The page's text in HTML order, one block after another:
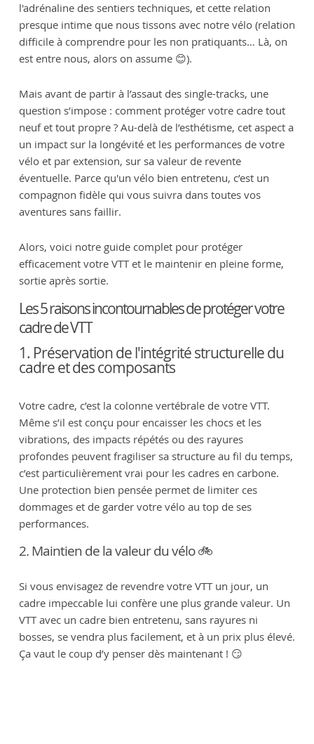
l'adrénaline des sentiers techniques, et cette relation
presque intime que nous tissons avec notre vélo (relation
difficile à comprendre pour les non pratiquants… Là, on
est entre nous, alors on assume 😊).
Mais avant de partir à l’assaut des single-tracks, une
question s’impose : comment protéger votre cadre tout
neuf et tout propre ? Au-delà de l’esthétisme, cet aspect a
un impact sur la longévité et les performances de votre
vélo et par extension, sur sa valeur de revente
éventuelle. Parce qu'un vélo bien entretenu, c’est un
compagnon fidèle qui vous suivra dans toutes vos
aventures sans faillir.
Alors, voici notre guide complet pour protéger
efficacement votre VTT et le maintenir en pleine forme,
sortie après sortie.
Les 5 raisons incontournables de protéger votre
cadre de VTT
1. Préservation de l'intégrité structurelle du
cadre et des composants
Votre cadre, c’est la colonne vertébrale de votre VTT.
Même s’il est conçu pour encaisser les chocs et les
vibrations, des impacts répétés ou des rayures
profondes peuvent fragiliser sa structure au fil du temps,
c’est particulièrement vrai pour les cadres en carbone.
Une protection bien pensée permet de limiter ces
dommages et de garder votre vélo au top de ses
performances.
2. Maintien de la valeur du vélo 🚲
Si vous envisagez de revendre votre VTT un jour, un
cadre impeccable lui confère une plus grande valeur. Un
VTT avec un cadre bien entretenu, sans rayures ni
bosses, se vendra plus facilement, et à un prix plus élevé.
Ça vaut le coup d’y penser dès maintenant ! 😏